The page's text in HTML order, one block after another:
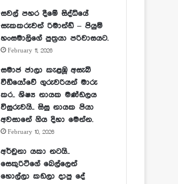
සවල් පහර දීමේ සිද්ධියේ
සැකකරුවන් රිමාන්ඩ් – පියුමි
හංසමාලිගේ පුත්‍රයා පරිවාසයට.
February 11, 2026
සමාජ ජාලා කැළඹූ අසැබි
වීඩියෝවේ ගුරුවරියන් මාරු
කර.. ශිෂ්‍ය නායක මණ්ඩලය
විසුරුවයි.. සිසු නායක පියා
අවසානේ ගිය දිහා මෙන්න.
February 10, 2026
අර්චුනා යකා නටයි..
සෙකුරිටිගේ බෙල්ලෙන්
හොල්ලා කඩලා දාපු දේ